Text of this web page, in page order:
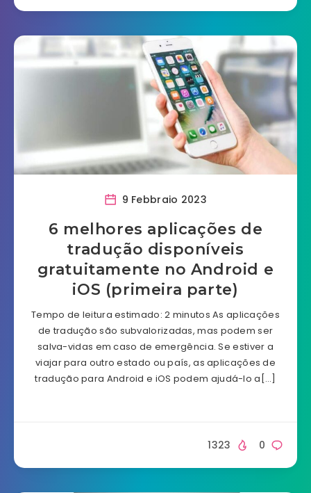
9 Febbraio 2023
6 melhores aplicações de
tradução disponíveis
gratuitamente no Android e
iOS (primeira parte)
Tempo de leitura estimado: 2 minutos As aplicações
de tradução são subvalorizadas, mas podem ser
salva-vidas em caso de emergência. Se estiver a
viajar para outro estado ou país, as aplicações de
tradução para Android e iOS podem ajudá-lo a[…]
0
1323